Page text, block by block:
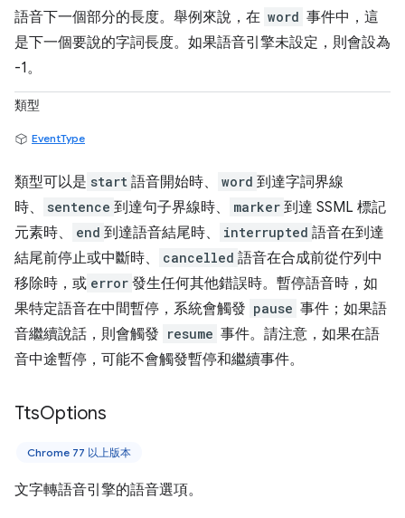
語音下一個部分的長度。舉例來說，在 word 事件中，這
是下一個要說的字詞長度。如果語音引擎未設定，則會設為
-1。
類型
EventType
類型可以是 start 語音開始時、 word 到達字詞界線
時、
sentence 到達句子界線時、 marker 到達 SSML 標記
元素時、
end 到達語音結尾時、 interrupted 語音在到達
結尾前停止或中斷時、
cancelled 語音在合成前從佇列中
移除時，或 error 發生任何其他錯誤時。暫停語音時，如
果特定語音在中間暫停，系統會觸發 pause 事件；如果語
音繼續說話，則會觸發 resume 事件。請注意，如果在語
音中途暫停，可能不會觸發暫停和繼續事件。
TtsOptions
Chrome 77 以上版本
文字轉語音引擎的語音選項。